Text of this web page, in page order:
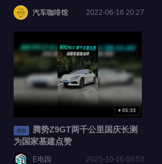
汽车咖啡馆 2022-06-16 20:27
05:33
原创
腾势Z9GT两千公里国庆长测
为国家基建点赞
E电园 2025-10-16 09:53